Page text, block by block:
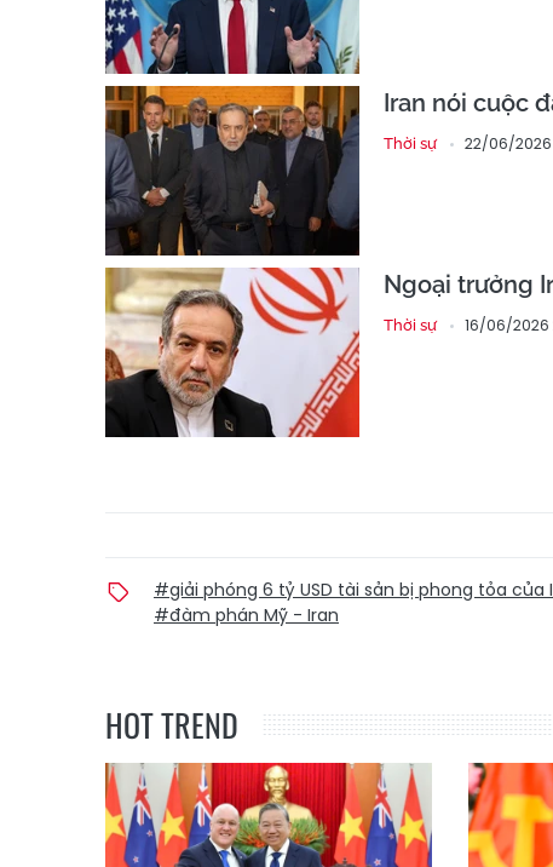
Iran nói cuộc
Thời sự 22/06/2026
Ngoại trưởng
Thời sự 16/06/2026
#giải phóng 6 tỷ USD tài sản bị phong tỏa của
#đàm phán Mỹ - Iran
HOT TREND